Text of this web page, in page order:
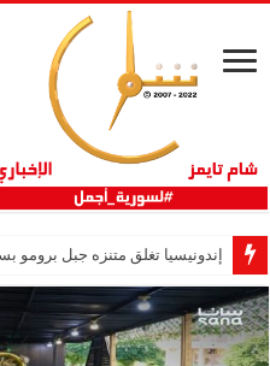
إندونيسيا تغلق متنزه جبل برومو